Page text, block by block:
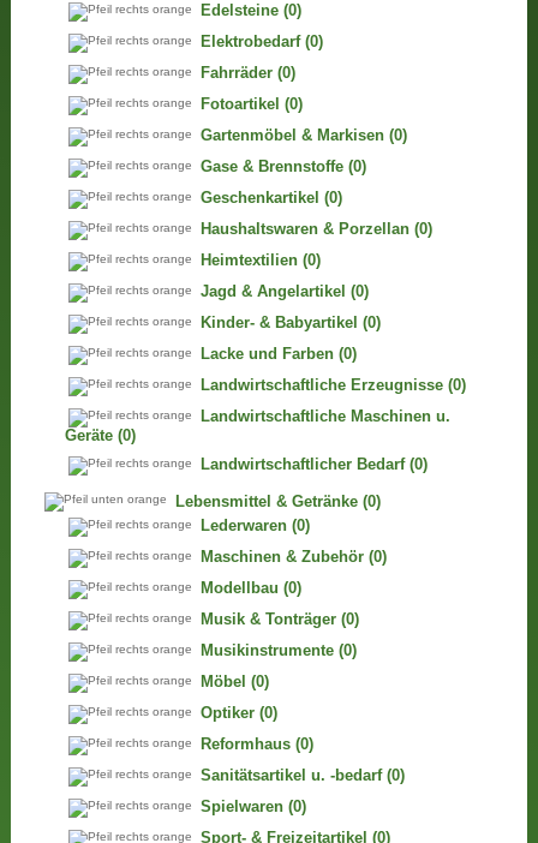
Edelsteine (0)
Elektrobedarf (0)
Fahrräder (0)
Fotoartikel (0)
Gartenmöbel & Markisen (0)
Gase & Brennstoffe (0)
Geschenkartikel (0)
Haushaltswaren & Porzellan (0)
Heimtextilien (0)
Jagd & Angelartikel (0)
Kinder- & Babyartikel (0)
Lacke und Farben (0)
Landwirtschaftliche Erzeugnisse (0)
Landwirtschaftliche Maschinen u.
Geräte (0)
Landwirtschaftlicher Bedarf (0)
Lebensmittel & Getränke (0)
Lederwaren (0)
Maschinen & Zubehör (0)
Modellbau (0)
Musik & Tonträger (0)
Musikinstrumente (0)
Möbel (0)
Optiker (0)
Reformhaus (0)
Sanitätsartikel u. -bedarf (0)
Spielwaren (0)
Sport- & Freizeitartikel (0)